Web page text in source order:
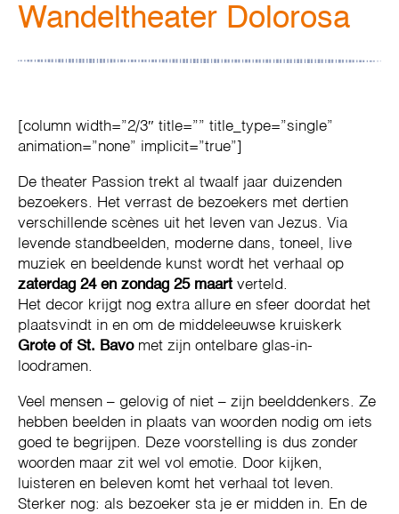
Wandeltheater Dolorosa
[column width=”2/3″ title=”” title_type=”single”
animation=”none” implicit=”true”]
De theater Passion trekt al twaalf jaar duizenden
bezoekers. Het verrast de bezoekers met dertien
verschillende scènes uit het leven van Jezus. Via
levende standbeelden, moderne dans, toneel, live
muziek en beeldende kunst wordt het verhaal op
zaterdag 24 en zondag 25 maart verteld.
Het decor krijgt nog extra allure en sfeer doordat het
plaatsvindt in en om de middeleeuwse kruiskerk
Grote of St. Bavomet zijn ontelbare glas-in-
loodramen.
Veel mensen – gelovig of niet – zijn beelddenkers. Ze
hebben beelden in plaats van woorden nodig om iets
goed te begrijpen. Deze voorstelling is dus zonder
woorden maar zit wel vol emotie. Door kijken,
luisteren en beleven komt het verhaal tot leven.
Sterker nog: als bezoeker sta je er midden in. En de